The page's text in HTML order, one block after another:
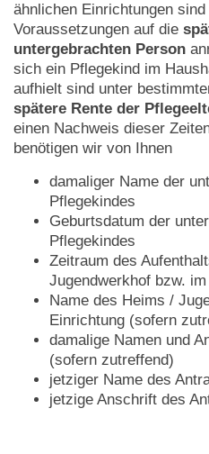
ähnlichen Einrichtungen
Voraussetzungen auf die
untergebrachten Person
sich ein Pflegekind im
aufhielt sind unter
spätere Rente der
einen Nachweis dieser
benötigen wir von Ihnen
damaliger Name der
Pflegekindes
Geburtsdatum der
Pflegekindes
Zeitraum des
Jugendwerkhof bzw.
Name des Heims /
Einrichtung (sofern
damalige Namen und
(sofern zutreffend)
jetziger Name des
jetzige Anschrift des